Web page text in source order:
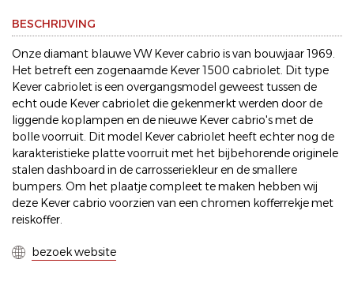
BESCHRIJVING
Onze diamant blauwe VW Kever cabrio is van bouwjaar 1969.
Het betreft een zogenaamde Kever 1500 cabriolet. Dit type
Kever cabriolet is een overgangsmodel geweest tussen de
echt oude Kever cabriolet die gekenmerkt werden door de
liggende koplampen en de nieuwe Kever cabrio's met de
bolle voorruit. Dit model Kever cabriolet heeft echter nog de
karakteristieke platte voorruit met het bijbehorende originele
stalen dashboard in de carrosseriekleur en de smallere
bumpers. Om het plaatje compleet te maken hebben wij
deze Kever cabrio voorzien van een chromen kofferrekje met
reiskoffer.
bezoek website